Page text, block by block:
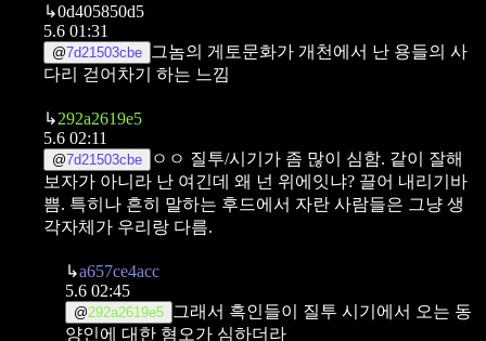
↳0d405850d5
5.6 01:31
@7d21503cbe
그놈의 게토문화가 개천에서 난 용들의 사
다리 걷어차기 하는 느낌
↳292a2619e5
5.6 02:11
@7d21503cbe
ㅇㅇ 질투/시기가 좀 많이 심함. 같이 잘해
보자가 아니라 난 여긴데 왜 넌 위에잇냐? 끌어 내리기바
쁨. 특히나 흔히 말하는 후드에서 자란 사람들은 그냥 생
각자체가 우리랑 다름.
↳a657ce4acc
5.6 02:45
@292a2619e5
그래서 흑인들이 질투 시기에서 오는 동
양인에 대한 혐오가 심하더라